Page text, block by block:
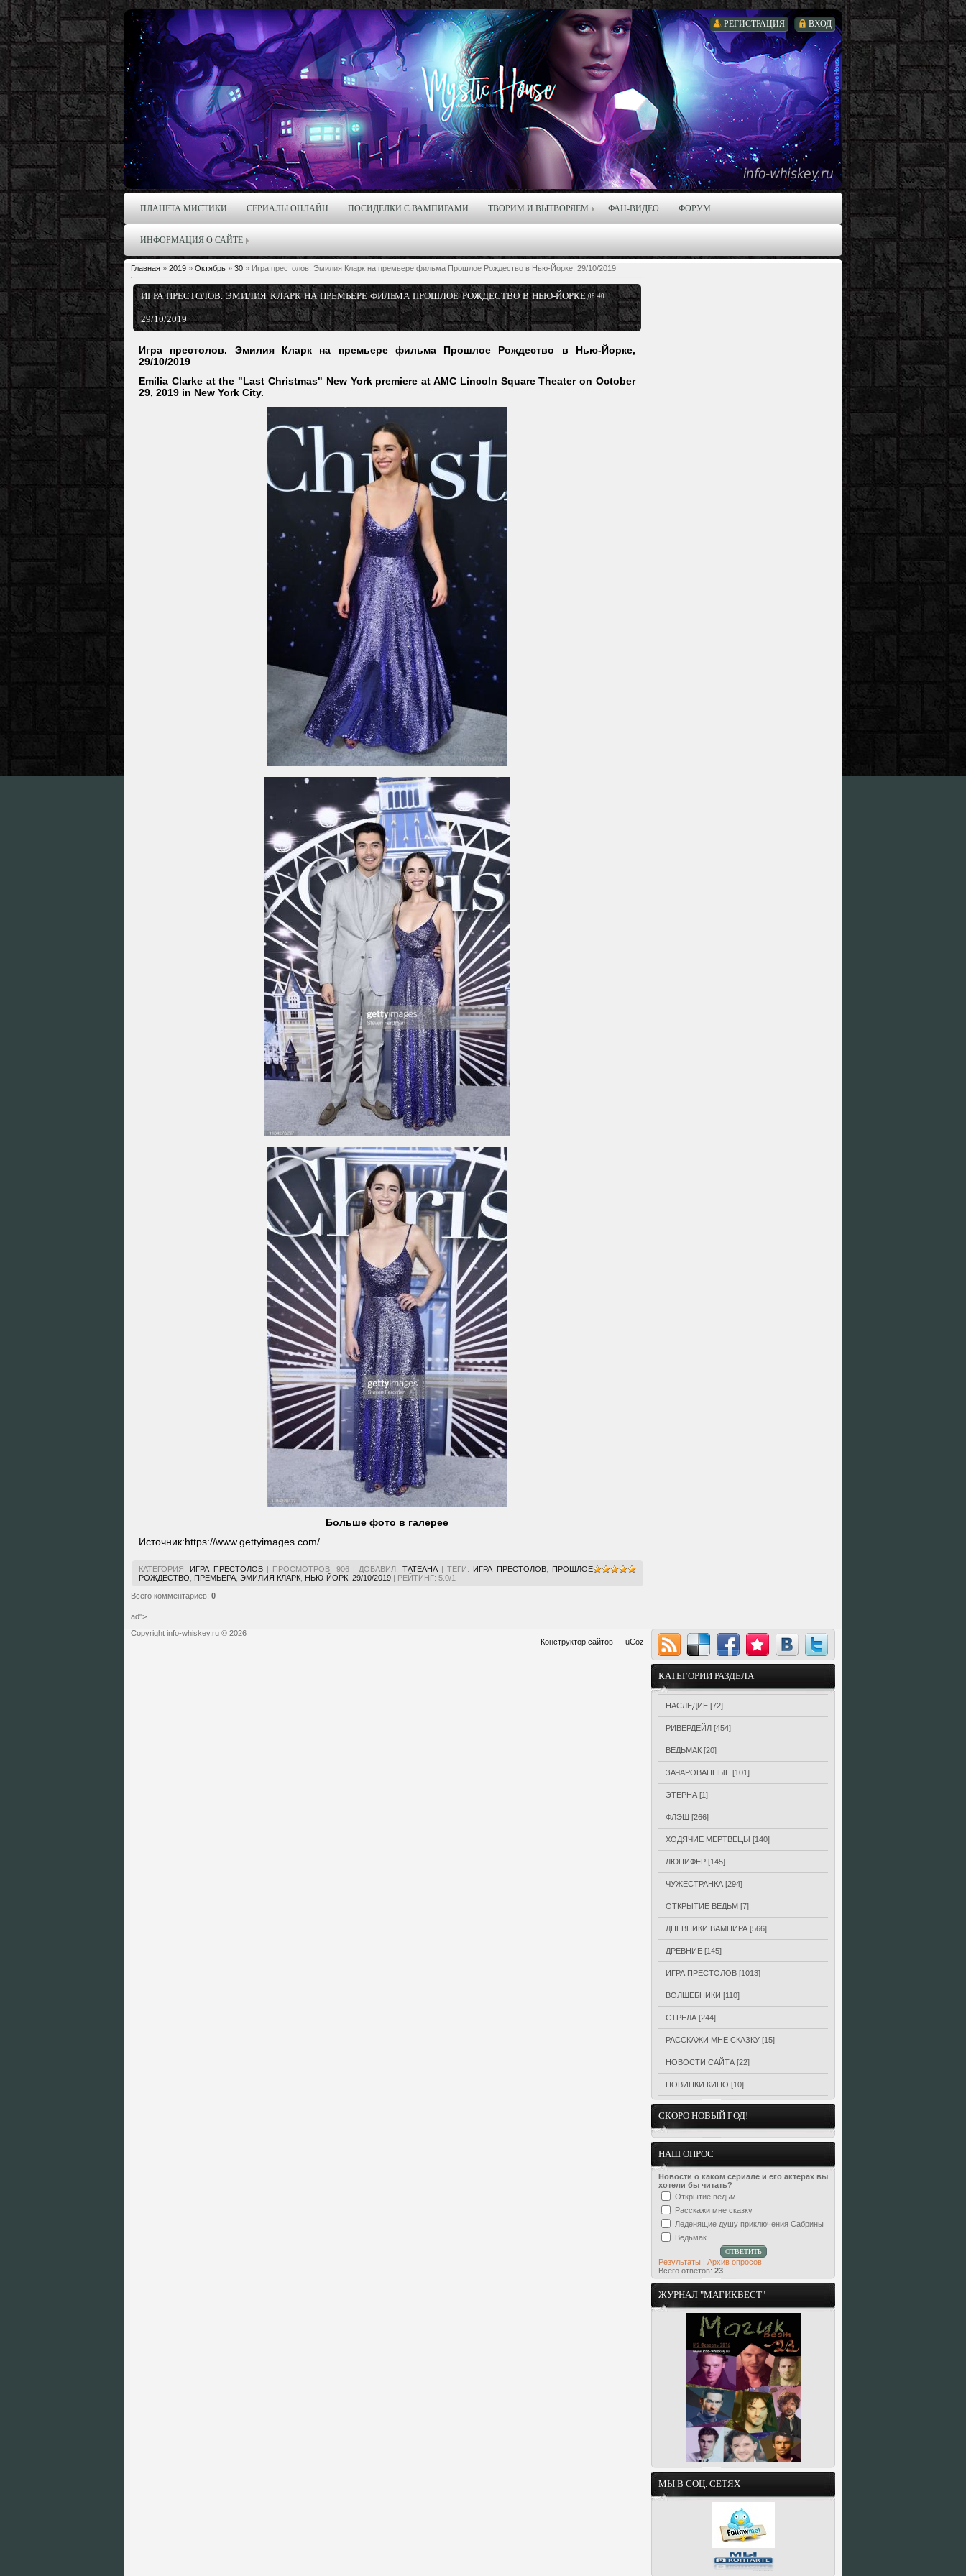
ВХОД
РЕГИСТРАЦИЯ
ПЛАНЕТА МИСТИКИ СЕРИАЛЫ ОНЛАЙН ПОСИДЕЛКИ С ВАМПИРАМИ ТВОРИМ И ВЫТВОРЯЕМ ФАН-ВИДЕО ФОРУМ
ИНФОРМАЦИЯ О САЙТЕ
Главная » 2019 » Октябрь » 30 » Игра престолов. Эмилия Кларк на премьере фильма Прошлое Рождество в Нью-Йорке, 29/10/2019
08:40
ИГРА ПРЕСТОЛОВ. ЭМИЛИЯ КЛАРК НА ПРЕМЬЕРЕ ФИЛЬМА ПРОШЛОЕ РОЖДЕСТВО В НЬЮ-ЙОРКЕ,
29/10/2019
Игра престолов. Эмилия Кларк на премьере фильма Прошлое Рождество в Нью-Йорке,
29/10/2019
Emilia Clarke at the "Last Christmas" New York premiere at AMC Lincoln Square Theater on October
29, 2019 in New York City.
Больше фото в галерее
Источник:https://www.gettyimages.com/
КАТЕГОРИЯ: ИГРА ПРЕСТОЛОВ| ПРОСМОТРОВ: 906| ДОБАВИЛ: ТАТЕАНА |ТЕГИ: ИГРА ПРЕСТОЛОВ, ПРОШЛОЕ
РОЖДЕСТВО
ПРЕМЬЕРА ЭМИЛИЯ КЛАРК НЬЮ-ЙОРК 29/10/2019 | РЕЙТИНГ: 5.0/1
Всего комментариев: 0
ad">
КАТЕГОРИИ РАЗДЕЛА
НАСЛЕДИЕ [72]
РИВЕРДЕЙЛ [454]
ВЕДЬМАК [20]
ЗАЧАРОВАННЫЕ [101]
ЭТЕРНА [1]
ФЛЭШ [266]
ХОДЯЧИЕ МЕРТВЕЦЫ [140]
ЛЮЦИФЕР [145]
ЧУЖЕСТРАНКА [294]
ОТКРЫТИЕ ВЕДЬМ [7]
ДНЕВНИКИ ВАМПИРА [566]
ДРЕВНИЕ [145]
ИГРА ПРЕСТОЛОВ [1013]
ВОЛШЕБНИКИ [110]
СТРЕЛА [244]
РАССКАЖИ МНЕ СКАЗКУ [15]
НОВОСТИ САЙТА [22]
НОВИНКИ КИНО [10]
СКОРО НОВЫЙ ГОД!
НАШ ОПРОС
Новости о каком сериале и его актерах вы
хотели бы читать?
Открытие ведьм
Расскажи мне сказку
Леденящие душу приключения Сабрины
Ведьмак
Результаты | Архив опросов
Всего ответов: 23
ЖУРНАЛ "МАГИКВЕСТ"
МЫ В СОЦ. СЕТЯХ
Copyright info-whiskey.ru © 2026
Конструктор сайтов — uCoz